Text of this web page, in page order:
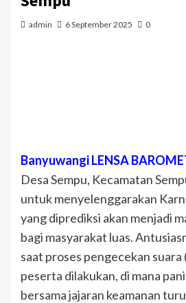
admin 6 September 2025 0
Banyuwangi LENSA
Desa Sempu, Kecamatan
untuk menyelenggarakan
yang diprediksi akan menjadi
bagi masyarakat luas.
saat proses pengecekan suara
peserta dilakukan, di mana
bersama jajaran keamanan